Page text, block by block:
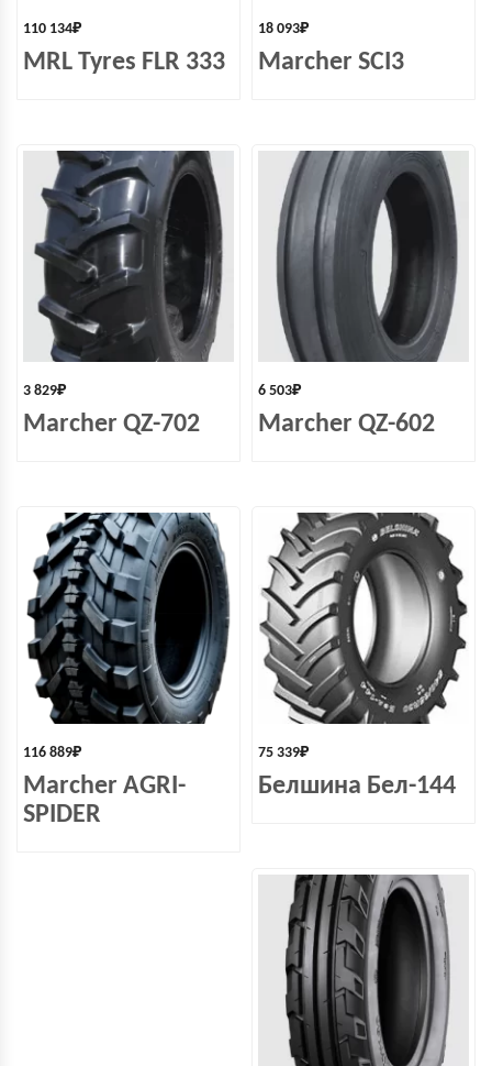
110 134₽
MRL Tyres FLR 333
18 093₽
Marcher SCI3
3 829₽
Marcher QZ-702
6 503₽
Marcher QZ-602
116 889₽
Marcher AGRI-
SPIDER
75 339₽
Белшина Бел-144